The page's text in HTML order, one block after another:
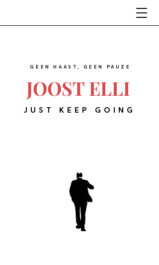
JOOST ELLI
GEEN HAAST, GEEN PAUZE
JUST KEEP GOING